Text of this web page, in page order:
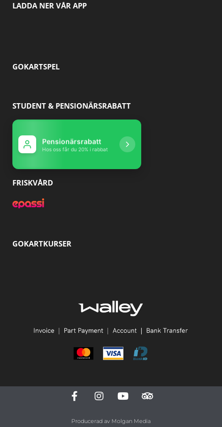
LADDA NER VÅR APP
GOKARTSPEL
STUDENT & PENSIONÄRSRABATT
Pensionärsrabatt
Hos oss får du 20% i rabbat
FRISKVÅRD
GOKARTKURSER
Producerad av Molgan Media